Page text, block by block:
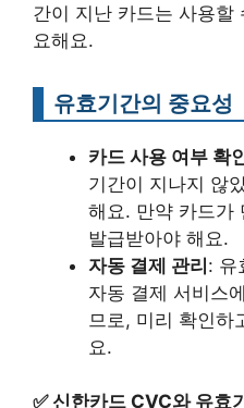
간이 지난 카드는 사용할
요해요.
유효기간의 중요성
카드 사용 여부 확
기간이 지나지 않
해요. 만약 카드가
발급받아야 해요.
자동 결제 관리: 유
자동 결제 서비스
므로, 미리 확인하
요.
✅신한카드 CVC와 유효